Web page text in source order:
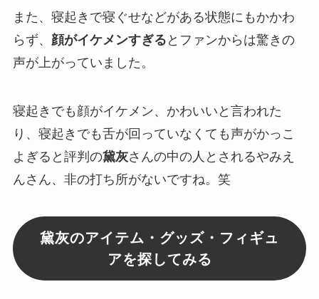
また、寝起きで寝ぐせなどがある状態にもかかわ
らず、 顔がイケメンすぎる とファンからは驚きの
声が上がっていました。
寝起きでも顔がイケメン、かわいいと言われた
り、寝起きでも舌が回っていなくても声がかっこ
よぎると評判の黛灰さんの中の人 とされるやみえ
んさん、非の打ち所がないですね。笑
黛灰のアイテム・グッズ・フィギュ
アを探してみる